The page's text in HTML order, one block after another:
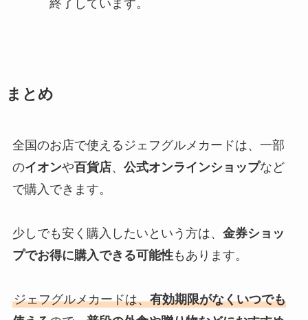
終了しています。
まとめ
全国のお店で使えるジェフグルメカードは、一部
のイオンや百貨店、 公式オンラインショップなど
で購入できます。
少しでも安く購入したいという方は、 金券ショッ
プでお得に購入できる可能性もあります。
ジェフグルメカードは、有効期限がなくいつでも